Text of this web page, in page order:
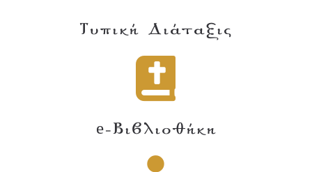
Τυπική Διάταξις
e-Βιβλιοθήκη